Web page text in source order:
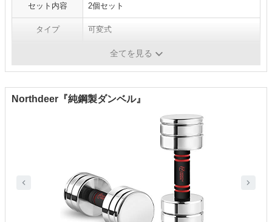
セット内容 2個セット
タイプ 可変式
全てを見る
Northdeer『純鋼製ダンベル』